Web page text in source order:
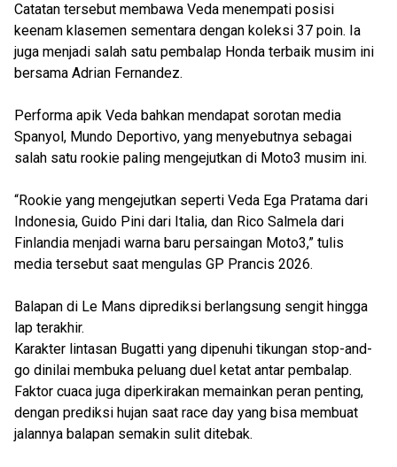
Catatan tersebut membawa Veda menempati posisi
keenam klasemen sementara dengan koleksi 37 poin. Ia
juga menjadi salah satu pembalap Honda terbaik musim ini
bersama Adrian Fernandez.
Performa apik Veda bahkan mendapat sorotan media
Spanyol, Mundo Deportivo, yang menyebutnya sebagai
salah satu rookie paling mengejutkan di Moto3 musim ini.
“Rookie yang mengejutkan seperti Veda Ega Pratama dari
Indonesia, Guido Pini dari Italia, dan Rico Salmela dari
Finlandia menjadi warna baru persaingan Moto3,” tulis
media tersebut saat mengulas GP Prancis 2026.
Balapan di Le Mans diprediksi berlangsung sengit hingga
lap terakhir.
Karakter lintasan Bugatti yang dipenuhi tikungan stop-and-
go dinilai membuka peluang duel ketat antar pembalap.
Faktor cuaca juga diperkirakan memainkan peran penting,
dengan prediksi hujan saat race day yang bisa membuat
jalannya balapan semakin sulit ditebak.